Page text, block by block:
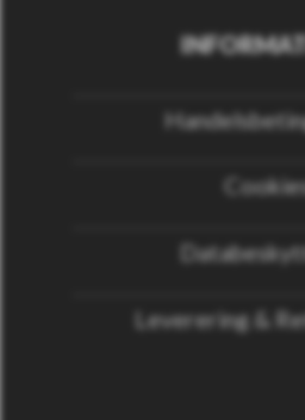
Leverering &